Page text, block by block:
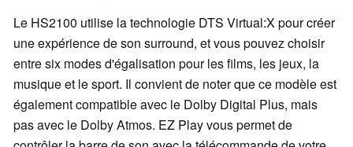
Le HS2100 utilise la technologie DTS Virtual:X pour créer
une expérience de son surround, et vous pouvez choisir
entre six modes d'égalisation pour les films, les jeux, la
musique et le sport. Il convient de noter que ce modèle est
également compatible avec le Dolby Digital Plus, mais
pas avec le Dolby Atmos. EZ Play vous permet de